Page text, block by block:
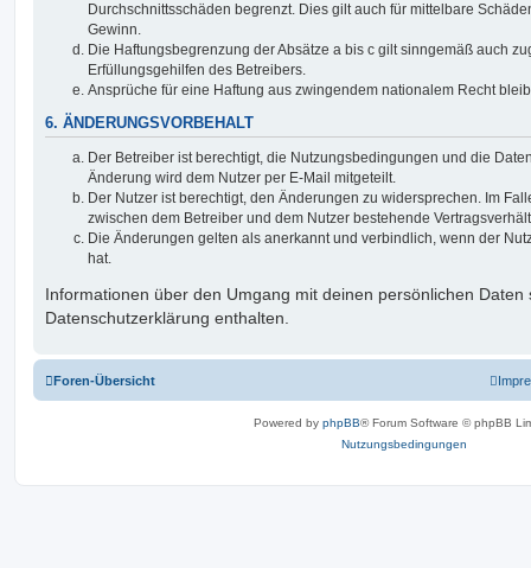
Durchschnittsschäden begrenzt. Dies gilt auch für mittelbare
Gewinn.
Die Haftungsbegrenzung der Absätze a bis c gilt sinngemäß auch
Erfüllungsgehilfen des Betreibers.
Ansprüche für eine Haftung aus zwingendem nationalem Recht
6. ÄNDERUNGSVORBEHALT
Der Betreiber ist berechtigt, die Nutzungsbedingungen und die
Änderung wird dem Nutzer per E-Mail mitgeteilt.
Der Nutzer ist berechtigt, den Änderungen zu widersprechen. Im
zwischen dem Betreiber und dem Nutzer bestehende
Die Änderungen gelten als anerkannt und verbindlich, wenn der
hat.
Informationen über den Umgang mit deinen persönlichen Daten
Datenschutzerklärung enthalten.
Foren-Übersicht
Powered by phpBB® Forum Software © phpBB
Nutzungsbedingungen